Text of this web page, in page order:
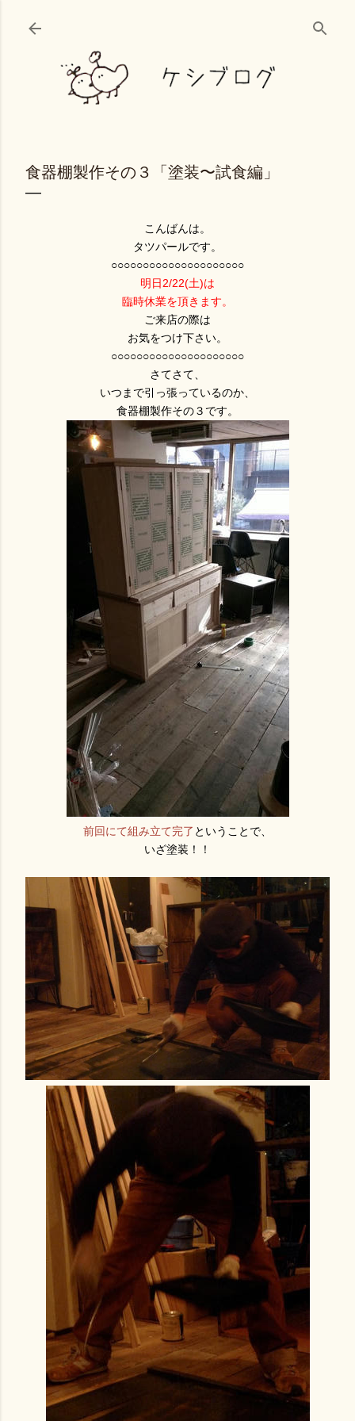
スキップしてメイン コンテンツに移動
食器棚製作その３「塗装〜試食編」
こんばんは。
タツパールです。
○○○○○○○○○○○○○○○○○○○○○
明日2/22(土)は
臨時休業を頂きます。
ご来店の際は
お気をつけ下さい。
○○○○○○○○○○○○○○○○○○○○○
さてさて、
いつまで引っ張っているのか、
食器棚製作その３です。
前回にて組み立て完了 ということで、
いざ塗装！！